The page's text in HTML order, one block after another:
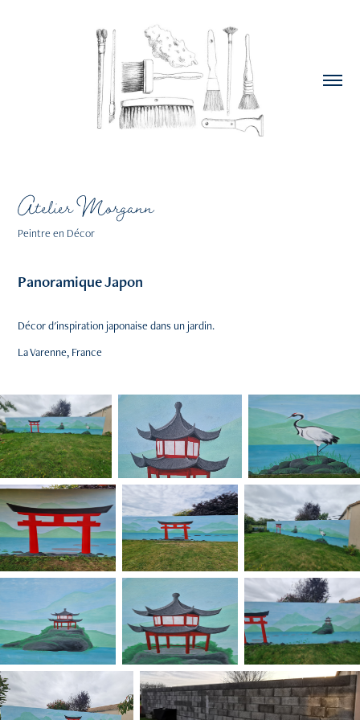
Atelier Morgann
Peintre en Décor
Panoramique Japon
Décor d'inspiration japonaise dans un jardin.
La Varenne, France